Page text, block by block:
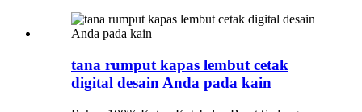
tana rumput kapas lembut cetak
digital desain Anda pada kain